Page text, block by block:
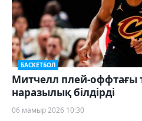
БАСКЕТБОЛ
Митчелл плей-оффтағы
наразылық білдірді
06 мамыр 2026 10:30